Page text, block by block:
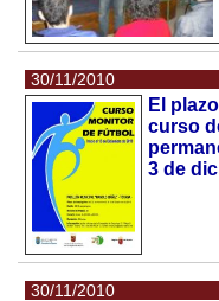
30/11/2010
El
curso
3 de
30/11/2010